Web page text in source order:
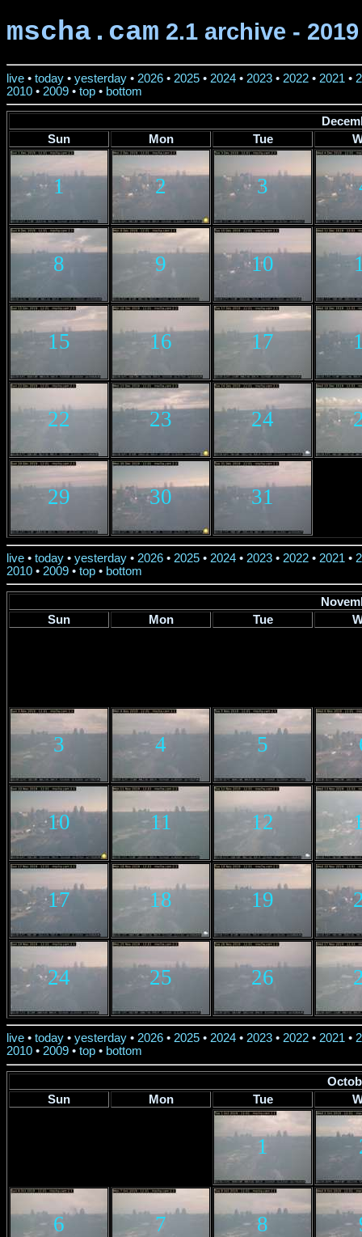
mscha.cam 2.1 archive - 2019
live • today • yesterday • 2026 • 2025 • 2024 • 2023 • 2022 • 2021 •
2010 • 2009 • top • bottom
Sun
Mon Tue
1 2 3
8 9 10
15 16 17
22 23 24
29 30 31
live • today • yesterday • 2026 • 2025 • 2024 • 2023 • 2022 • 2021 •
2010 • 2009 • top • bottom
Sun
Mon Tue
3 4 5
10 11 12
17 18 19
24 25 26
live • today • yesterday • 2026 • 2025 • 2024 • 2023 • 2022 • 2021 •
2010 • 2009 • top • bottom
Sun
Mon Tue
1
6 7 8